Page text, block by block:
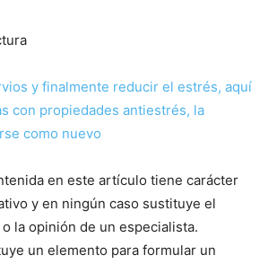
y finalmente reducir el estrés, aquí
con propiedades antiestrés, la
como nuevo
en este artículo tiene carácter
y en ningún caso sustituye el
la opinión de un especialista.
un elemento para formular un